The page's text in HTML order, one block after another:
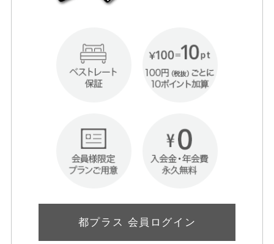
都プラス 会員ログイン